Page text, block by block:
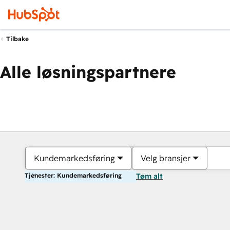
Tilbake
Alle løsningspartnere
Kundemarkedsføring Velg bransjer
Tjenester: Kundemarkedsføring Tøm alt